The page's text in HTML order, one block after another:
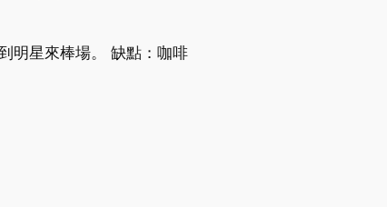
明星來棒場。 缺點：咖啡